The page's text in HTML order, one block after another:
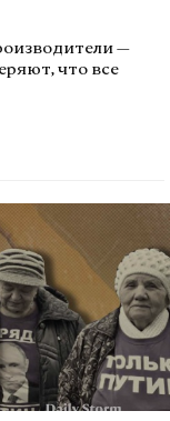
—
что все